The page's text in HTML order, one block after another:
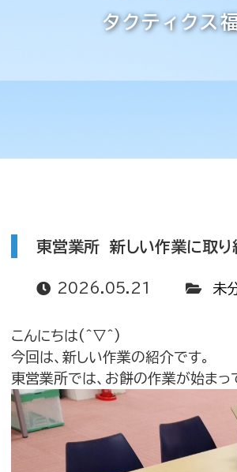
タクティクス
東営業所 新しい作業に取り
2026.05.21 未
こんにちは(^▽^)
今回は、新しい作業の紹介です。
東営業所では、お餅の作業が始まっ